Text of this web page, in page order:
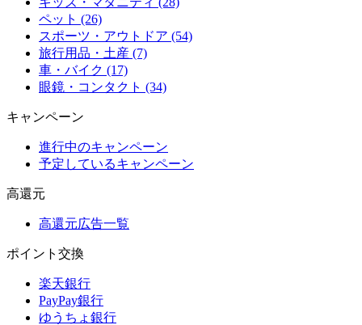
ペット (26)
スポーツ・アウトドア (54)
旅行用品・土産 (7)
車・バイク (17)
眼鏡・コンタクト (34)
キャンペーン
進行中のキャンペーン
予定しているキャンペーン
高還元
高還元広告一覧
ポイント交換
楽天銀行
PayPay銀行
ゆうちょ銀行